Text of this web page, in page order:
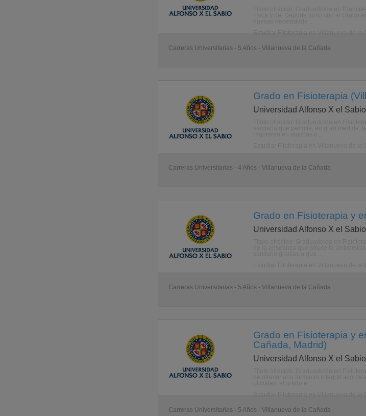
Carreras Universitarias - 5 Años - Villanueva de la Cañada
Grado en Fisioterapia
Universidad Alfonso X el Sabio
Carreras Universitarias - 4 Años - Villanueva de la Cañada
Grado en Fisioterapia y
Universidad Alfonso X el Sabio
Carreras Universitarias - 5 Años - Villanueva de la Cañada
Grado en Fisioterapia y
Cañada, Madrid)
Universidad Alfonso X el Sabio
Carreras Universitarias - 5 Años - Villanueva de la Cañada